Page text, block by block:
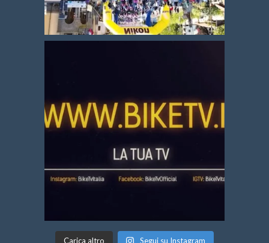
Carica altro Segui su Instagram